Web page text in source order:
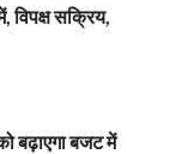
विपक्ष सक्रिय,
बढ़ाएगा बजट में